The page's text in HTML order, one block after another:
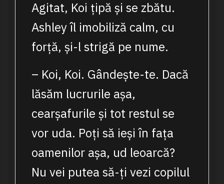
Agitat, Koi țipă și se zbătu.
Ashley îl imobiliză calm, cu
forță, și-l strigă pe nume.
– Koi, Koi. Gândește-te. Dacă
lăsăm lucrurile așa,
cearșafurile și tot restul se
vor uda. Poți să ieși în fața
oamenilor așa, ud leoarcă?
Nu vei putea să-ți vezi copilul